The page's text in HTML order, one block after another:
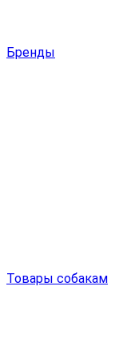
Бренды
Товары собакам